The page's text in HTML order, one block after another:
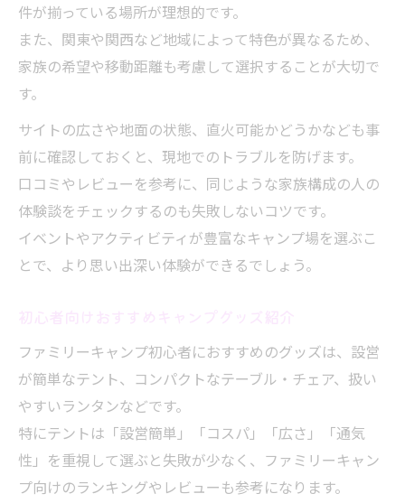
件が揃っている場所が理想的です。
また、関東や関西など地域によって特色が異なるため、
家族の希望や移動距離も考慮して選択することが大切で
す。
サイトの広さや地面の状態、直火可能かどうかなども事
前に確認しておくと、現地でのトラブルを防げます。
口コミやレビューを参考に、同じような家族構成の人の
体験談をチェックするのも失敗しないコツです。
イベントやアクティビティが豊富なキャンプ場を選ぶこ
とで、より思い出深い体験ができるでしょう。
ファミリーキャンプ初心者におすすめのグッズは、設営
が簡単なテント、コンパクトなテーブル・チェア、扱い
やすいランタンなどです。
特にテントは「設営簡単」「コスパ」「広さ」「通気
性」を重視して選ぶと失敗が少なく、ファミリーキャン
プ向けのランキングやレビューも参考になります。